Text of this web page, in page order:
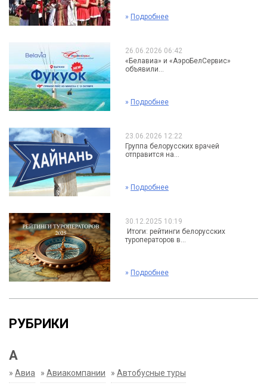
» Подробнее
26.06.2026 06:42
«Белавиа» и «АэроБелСервис»
объявили...
» Подробнее
23.06.2026 12:22
Группа белорусских врачей
отправится на...
» Подробнее
30.12.2025 10:19
Итоги: рейтинги белорусских
туроператоров в...
» Подробнее
РУБРИКИ
А
» Авиа » Авиакомпании » Автобусные туры